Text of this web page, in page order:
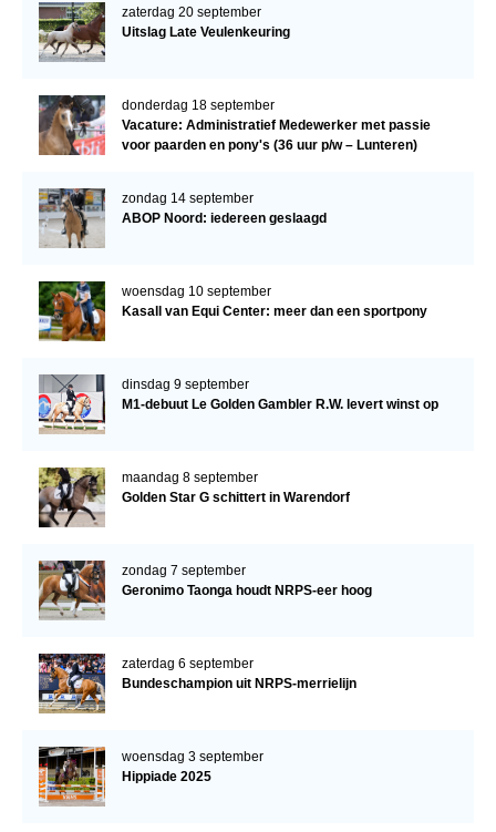
zaterdag 20 september
Uitslag Late Veulenkeuring
donderdag 18 september
Vacature: Administratief Medewerker met passie
voor paarden en pony's (36 uur p/w – Lunteren)
zondag 14 september
ABOP Noord: iedereen geslaagd
woensdag 10 september
Kasall van Equi Center: meer dan een sportpony
dinsdag 9 september
M1-debuut Le Golden Gambler R.W. levert winst op
maandag 8 september
Golden Star G schittert in Warendorf
zondag 7 september
Geronimo Taonga houdt NRPS-eer hoog
zaterdag 6 september
Bundeschampion uit NRPS-merrielijn
woensdag 3 september
Hippiade 2025